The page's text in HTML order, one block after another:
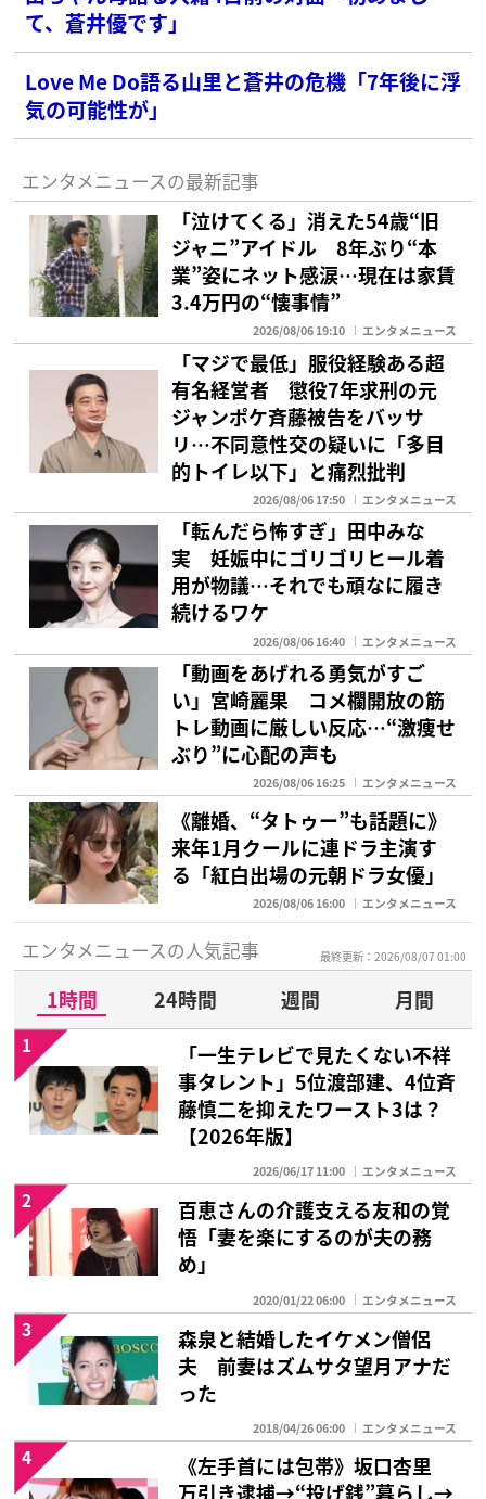
て、蒼井優です」
Love Me Do語る山里と蒼井の危機「7年後に浮
気の可能性が」
エンタメニュースの最新記事
「泣けてくる」消えた54歳“旧
ジャニ”アイドル 8年ぶり“本
業”姿にネット感涙…現在は家賃
3.4万円の“懐事情”
2026/08/06 19:10 エンタメニュース
「マジで最低」服役経験ある超
有名経営者 懲役7年求刑の元
ジャンポケ斉藤被告をバッサ
リ…不同意性交の疑いに「多目
的トイレ以下」と痛烈批判
2026/08/06 17:50 エンタメニュース
「転んだら怖すぎ」田中みな
実 妊娠中にゴリゴリヒール着
用が物議…それでも頑なに履き
続けるワケ
2026/08/06 16:40 エンタメニュース
「動画をあげれる勇気がすご
い」宮崎麗果 コメ欄開放の筋
トレ動画に厳しい反応…“激痩せ
ぶり”に心配の声も
2026/08/06 16:25 エンタメニュース
《離婚、“タトゥー”も話題に》
来年1月クールに連ドラ主演す
る「紅白出場の元朝ドラ女優」
2026/08/06 16:00 エンタメニュース
エンタメニュースの人気記事 最終更新：2026/08/07 01:00
1時間 24時間 週間
月間
「一生テレビで見たくない不祥
事タレント」5位渡部建、4位斉
藤慎二を抑えたワースト3は？
【2026年版】
2026/06/17 11:00 エンタメニュース
1
百恵さんの介護支える友和の覚
悟「妻を楽にするのが夫の務
め」
2020/01/22 06:00 エンタメニュース
2
森泉と結婚したイケメン僧侶
夫 前妻はズムサタ望月アナだ
った
2018/04/26 06:00 エンタメニュース
3
《左手首には包帯》坂口杏里
万引き逮捕→“投げ銭”暮らし→
4